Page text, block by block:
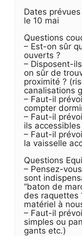
Dates
le 10 mai
Questions
– Est-on sûr
ouverts ?
– Disposent-
on sûr de
proximité ?
canalisations
– Faut-il
compter
– Faut-il
ils accessibles
– Faut-il
la vaisselle
Questions
– Pensez-
sont
“baton de
des raquettes
matériel à
– Faut-il
simples ou
gants etc.)